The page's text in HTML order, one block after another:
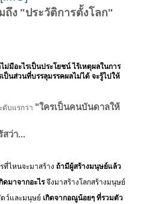
ถึง "ประวัติการตั้งโลก"
มีอะไรเป็นประโยชน์ ไร้เหตุผลในการ
ป็นส่วนที่บรรลุมรรคผลไม่ได้ จะรู้ไปให้
ดับแรกว่า "ใครเป็นคนบันดาลให้
ว่า...
รที่ไหนจะมาสร้างถ้ามีผู้สร้างมนุษย์แล้ว
ดมาจากอะไรจึงมาสร้างโลกสร้างมนุษย์
ตว์และมนุษย์ เกิดจากอณูน้อยๆ ที่รวมตัว